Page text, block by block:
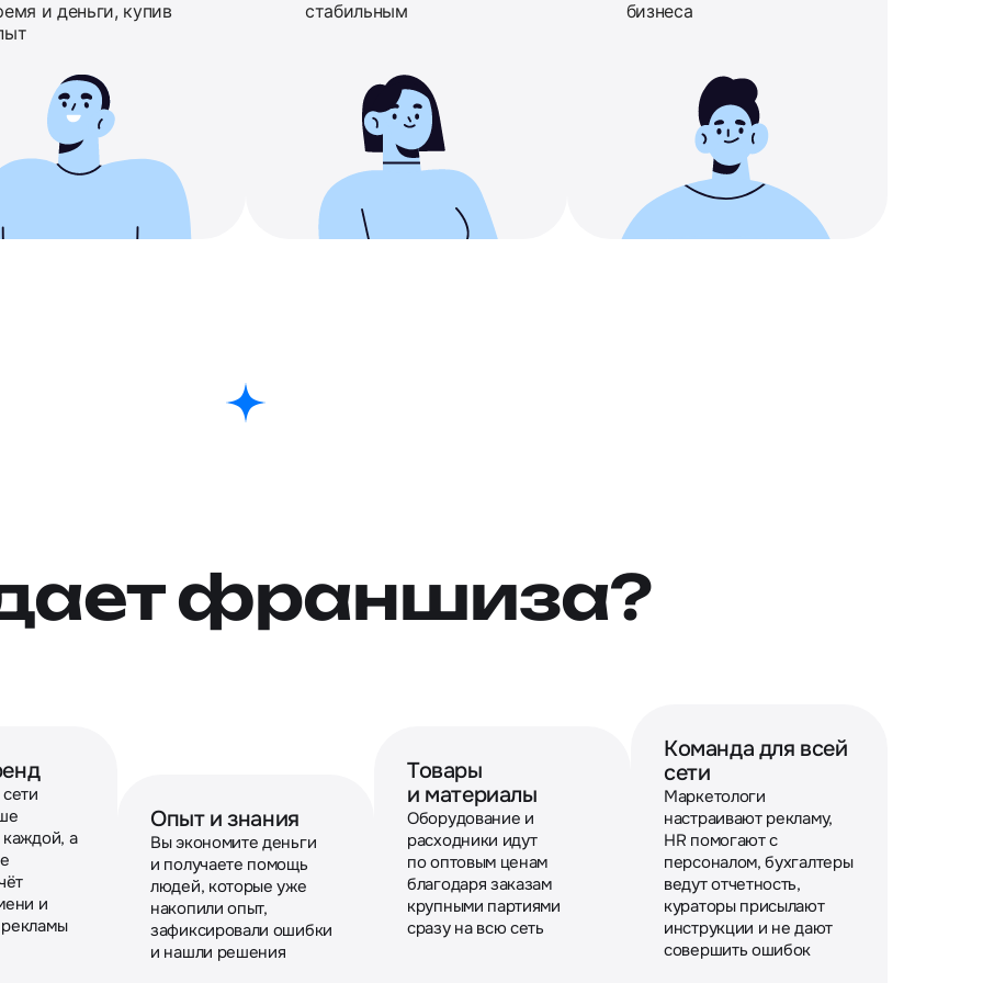
и деньги, купив
стабильным бизнеса
франшиза?
каждой, а
и
Опыт и знания
Вы экономите деньги
и получаете помощь
людей, которые уже
накопили опыт,
зафиксировали ошибки
и нашли решения
Товары
и материалы
Оборудование и
расходники идут
по оптовым ценам
благодаря заказам
крупными партиями
сразу на всю сеть
Команда для всей
сети
Маркетологи
настраивают рекламу,
HR помогают с
персоналом, бухгалтеры
ведут отчетность,
кураторы присылают
инструкции и не дают
совершить ошибок